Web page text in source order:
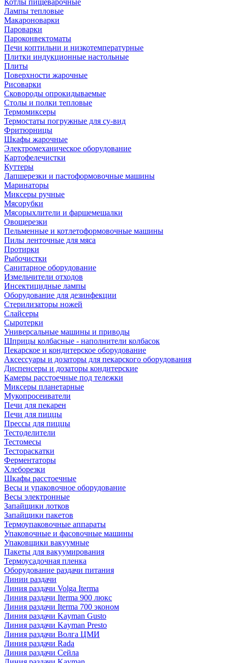
Котлы пищеварочные
Лампы тепловые
Макароноварки
Пароварки
Пароконвектоматы
Печи коптильни и низкотемпературные
Плитки индукционные настольные
Плиты
Поверхности жарочные
Рисоварки
Сковороды опрокидываемые
Столы и полки тепловые
Термомиксеры
Термостаты погружные для су-вид
Фритюрницы
Шкафы жарочные
Электромеханическое оборудование
Картофелечистки
Куттеры
Лапшерезки и пастоформовочные машины
Маринаторы
Миксеры ручные
Мясорубки
Мясорыхлители и фаршемешалки
Овощерезки
Пельменные и котлетоформовочные машины
Пилы ленточные для мяса
Протирки
Рыбочистки
Санитарное оборудование
Измельчители отходов
Инсектицидные лампы
Оборудование для дезинфекции
Стерилизаторы ножей
Слайсеры
Сыротерки
Универсальные машины и приводы
Шприцы колбасные - наполнители колбасок
Пекарское и кондитерское оборудование
Аксессуары и дозаторы для пекарского оборудования
Диспенсеры и дозаторы кондитерские
Камеры расстоечные под тележки
Миксеры планетарные
Мукопросеиватели
Печи для пекарен
Печи для пиццы
Прессы для пиццы
Тестоделители
Тестомесы
Тестораскатки
Ферментаторы
Хлеборезки
Шкафы расстоечные
Весы и упаковочное оборудование
Весы электронные
Запайщики лотков
Запайщики пакетов
Термоупаковочные аппараты
Упаковочные и фасовочные машины
Упаковщики вакуумные
Пакеты для вакуумирования
Термоусадочная пленка
Оборудование раздачи питания
Линии раздачи
Линия раздачи Volga Iterma
Линия раздачи Iterma 900 люкс
Линия раздачи Iterma 700 эконом
Линия раздачи Kayman Gusto
Линия раздачи Kayman Presto
Линия раздачи Волга ЦМИ
Линия раздачи Rada
Линия раздачи Сейла